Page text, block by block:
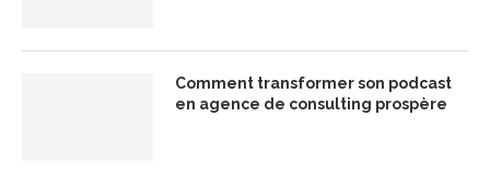
Comment transformer son podcast
en agence de consulting prospère